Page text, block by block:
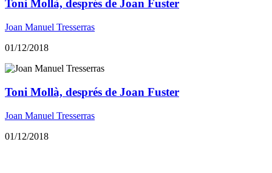
Toni Mollà, després de Joan Fuster
Joan Manuel Tresserras
01/12/2018
Toni Mollà, després de Joan Fuster
Joan Manuel Tresserras
01/12/2018